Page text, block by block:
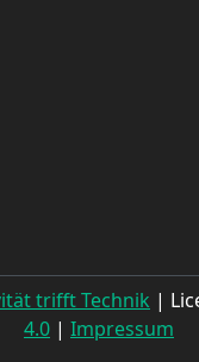
trifft Technik |
4.0 | Impressum